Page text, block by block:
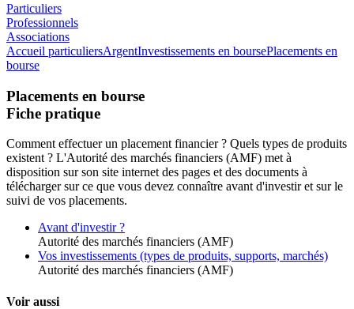
Particuliers
Professionnels
Associations
Accueil particuliersArgentInvestissements en boursePlacements en
bourse
Placements en bourse
Fiche pratique
Comment effectuer un placement financier ? Quels types de produits
existent ? L'Autorité des marchés financiers (AMF) met à
disposition sur son site internet des pages et des documents à
télécharger sur ce que vous devez connaître avant d'investir et sur le
suivi de vos placements.
Avant d'investir ?
Autorité des marchés financiers (AMF)
Vos investissements (types de produits, supports, marchés)
Autorité des marchés financiers (AMF)
Voir aussi